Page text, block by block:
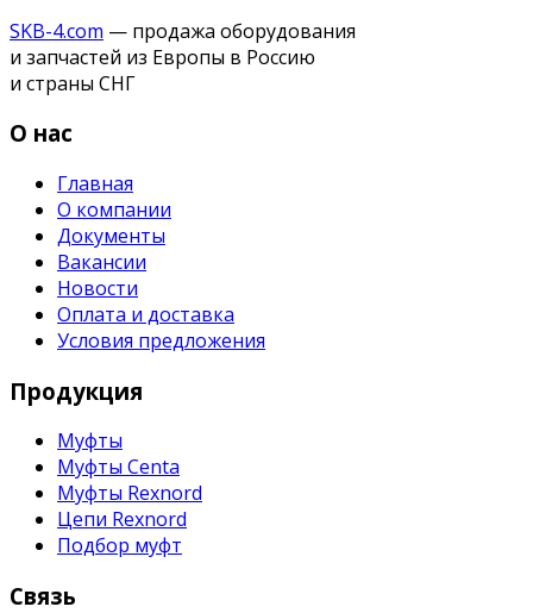
SKB-4.com — продажа оборудования
и запчастей из Европы в Россию
и страны СНГ
О нас
Главная
О компании
Документы
Вакансии
Новости
Оплата и доставка
Условия предложения
Продукция
Муфты
Муфты Centa
Муфты Rexnord
Цепи Rexnord
Подбор муфт
Связь